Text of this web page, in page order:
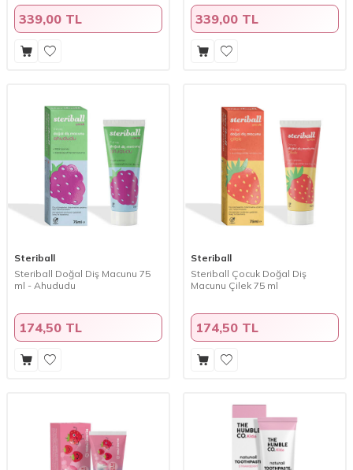
339,00 TL 339,00 TL
Steriball
Steriball Doğal Diş Macunu 75
ml - Ahududu
174,50 TL
Steriball
Steriball Çocuk Doğal Diş
Macunu Çilek 75 ml
174,50 TL